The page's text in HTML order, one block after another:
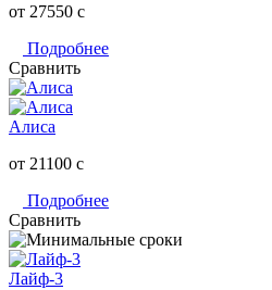
от 27550 c
Подробнее
Сравнить
Алиса
от 21100 c
Подробнее
Сравнить
Лайф-3